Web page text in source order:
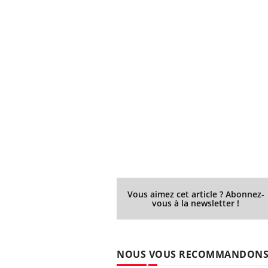
Vous aimez cet article ? Abonnez-
vous à la newsletter !
NOUS VOUS RECOMMANDONS